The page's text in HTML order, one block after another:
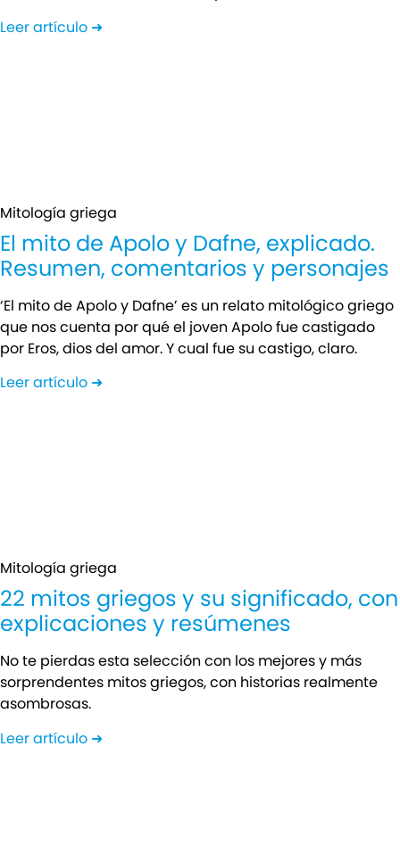
Leer artículo ➜
Mitología griega
El mito de Apolo y Dafne, explicado.
Resumen, comentarios y personajes
‘El mito de Apolo y Dafne’ es un relato mitológico griego
que nos cuenta por qué el joven Apolo fue castigado
por Eros, dios del amor. Y cual fue su castigo, claro.
Leer artículo ➜
Mitología griega
22 mitos griegos y su significado, con
explicaciones y resúmenes
No te pierdas esta selección con los mejores y más
sorprendentes mitos griegos, con historias realmente
asombrosas.
Leer artículo ➜